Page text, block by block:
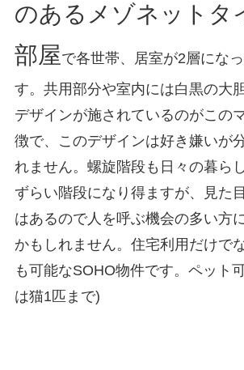
のあるメゾネットタ
部屋で各世帯、居室が2層にな
す。共用部分や室内には白黒の大
デザインが施されているのがこの
徴で、このデザインは好き嫌いが
れません。螺旋階段も日々の暮ら
ずらい階段になり得ますが、見た
はあるので人を呼ぶ機会の多い方
かもしれません。住宅利用だけで
も可能なSOHO物件です。ペット
は猫1匹まで)